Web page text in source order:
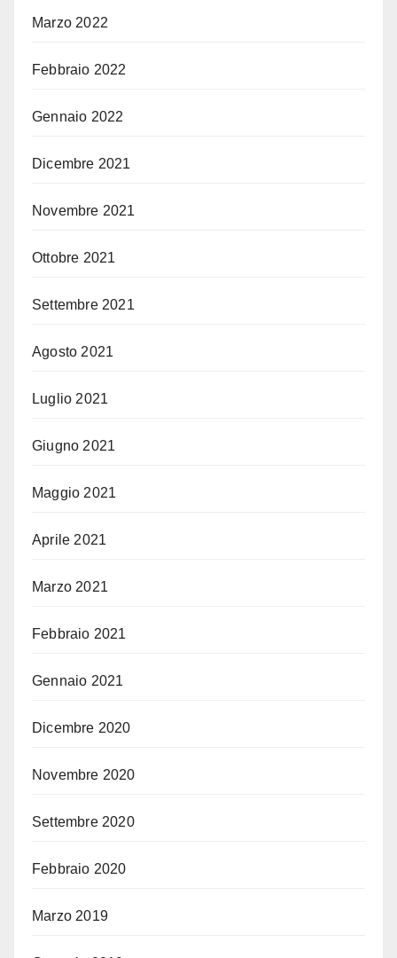
Marzo 2022
Febbraio 2022
Gennaio 2022
Dicembre 2021
Novembre 2021
Ottobre 2021
Settembre 2021
Agosto 2021
Luglio 2021
Giugno 2021
Maggio 2021
Aprile 2021
Marzo 2021
Febbraio 2021
Gennaio 2021
Dicembre 2020
Novembre 2020
Settembre 2020
Febbraio 2020
Marzo 2019